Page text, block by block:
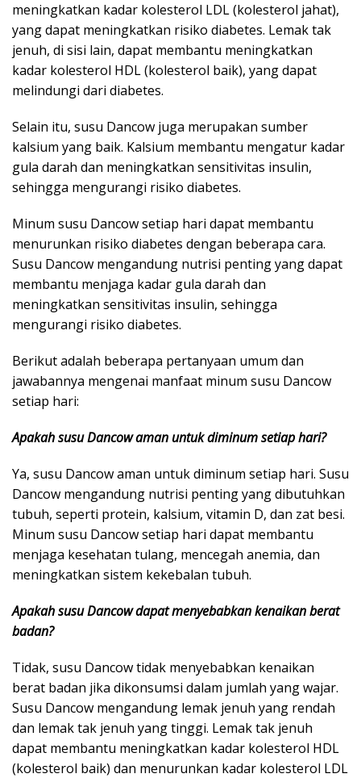
meningkatkan kadar kolesterol LDL (kolesterol jahat),
yang dapat meningkatkan risiko diabetes. Lemak tak
jenuh, di sisi lain, dapat membantu meningkatkan
kadar kolesterol HDL (kolesterol baik), yang dapat
melindungi dari diabetes.
Selain itu, susu Dancow juga merupakan sumber
kalsium yang baik. Kalsium membantu mengatur kadar
gula darah dan meningkatkan sensitivitas insulin,
sehingga mengurangi risiko diabetes.
Minum susu Dancow setiap hari dapat membantu
menurunkan risiko diabetes dengan beberapa cara.
Susu Dancow mengandung nutrisi penting yang dapat
membantu menjaga kadar gula darah dan
meningkatkan sensitivitas insulin, sehingga
mengurangi risiko diabetes.
Berikut adalah beberapa pertanyaan umum dan
jawabannya mengenai manfaat minum susu Dancow
setiap hari:
Apakah susu Dancow aman untuk diminum setiap hari?
Ya, susu Dancow aman untuk diminum setiap hari. Susu
Dancow mengandung nutrisi penting yang dibutuhkan
tubuh, seperti protein, kalsium, vitamin D, dan zat besi.
Minum susu Dancow setiap hari dapat membantu
menjaga kesehatan tulang, mencegah anemia, dan
meningkatkan sistem kekebalan tubuh.
Apakah susu Dancow dapat menyebabkan kenaikan berat
badan?
Tidak, susu Dancow tidak menyebabkan kenaikan
berat badan jika dikonsumsi dalam jumlah yang wajar.
Susu Dancow mengandung lemak jenuh yang rendah
dan lemak tak jenuh yang tinggi. Lemak tak jenuh
dapat membantu meningkatkan kadar kolesterol HDL
(kolesterol baik) dan menurunkan kadar kolesterol LDL